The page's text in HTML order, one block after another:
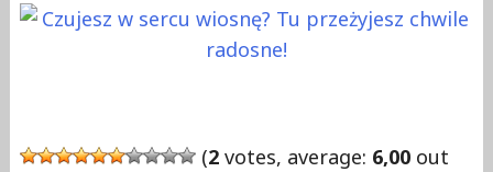
(2votes, average: 6,00out